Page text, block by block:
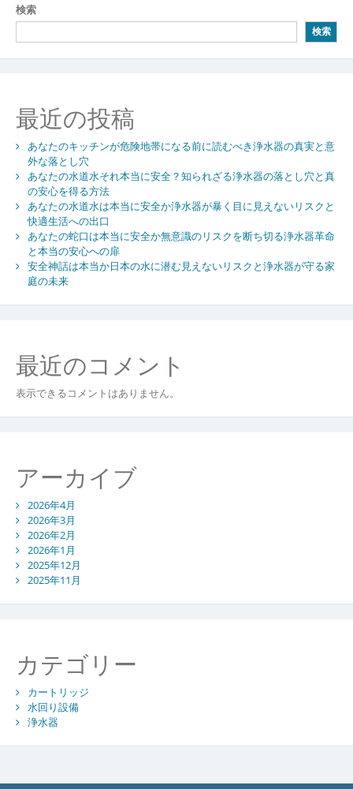
検索
検索
最近の投稿
あなたのキッチンが危険地帯になる前に読むべき浄水器の真実と意
外な落とし穴
あなたの水道水それ本当に安全？知られざる浄水器の落とし穴と真
の安心を得る方法
あなたの水道水は本当に安全か浄水器が暴く目に見えないリスクと
快適生活への出口
あなたの蛇口は本当に安全か無意識のリスクを断ち切る浄水器革命
と本当の安心への扉
安全神話は本当か日本の水に潜む見えないリスクと浄水器が守る家
庭の未来
最近のコメント
表示できるコメントはありません。
アーカイブ
2026年4月
2026年3月
2026年2月
2026年1月
2025年12月
2025年11月
カテゴリー
カートリッジ
水回り設備
浄水器